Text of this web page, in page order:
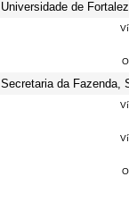
Universidade de
Secretaria da Fazenda,